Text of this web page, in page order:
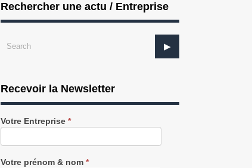
Rechercher une actu / Entreprise
Recevoir la Newsletter
Recevez
notre
gratuitement
Votre Entreprise *
Votre prénom & nom *